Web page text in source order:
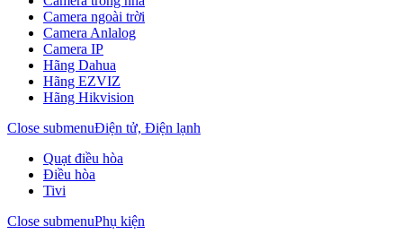
Camera ngoài trời
Camera Anlalog
Camera IP
Hãng Dahua
Hãng EZVIZ
Hãng Hikvision
Close submenuĐiện tử, Điện lạnh
Quạt điều hòa
Điều hòa
Tivi
Close submenuPhụ kiện